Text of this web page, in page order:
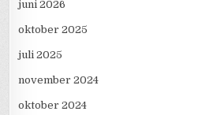
juni 2026
oktober 2025
juli 2025
november 2024
oktober 2024